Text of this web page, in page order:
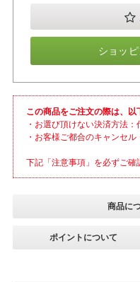
ショッ
この商品をご注文の際は、
・お選び頂けない決済方法：
・お客様ご都合のキャンセ
下記「注意事項」を必ずご確
商品に
ポイントについて